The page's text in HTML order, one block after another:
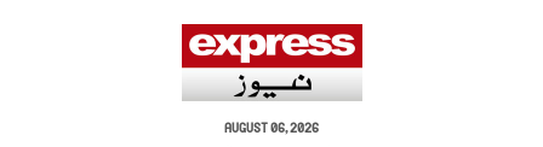
AUGUST 06, 2026